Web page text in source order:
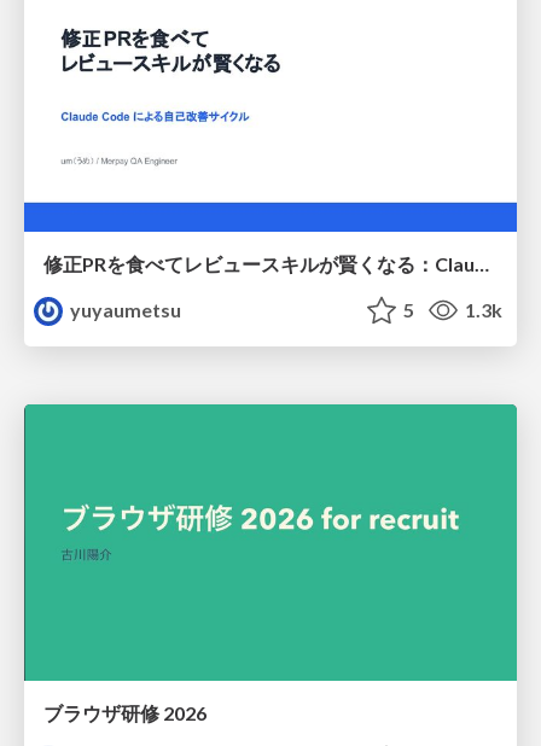
修正PRを食べてレビュースキルが賢くなる：Claude Codeによる自己改善サイクル
yuyaumetsu
5 1.3k
ブラウザ研修 2026